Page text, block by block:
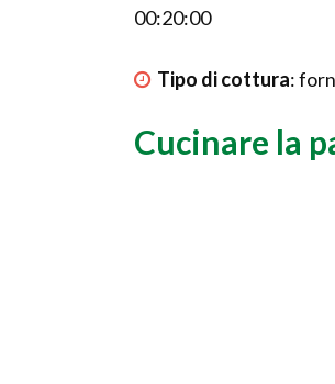
00:20:00
Tipo di cottura:
Cucinare la